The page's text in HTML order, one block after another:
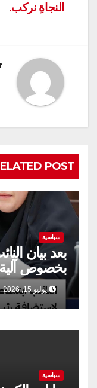
النجاةِ نركب.
POST
سياسية
بعد بيان
بخصوص آلية
يوليو 15, 2026
سياسية